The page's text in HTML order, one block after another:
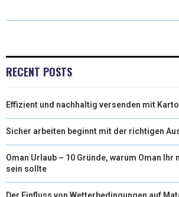
W
E
R
)
E
K
T
S
T
RECENT POSTS
Effizient und nachhaltig versenden mit
Sicher arbeiten beginnt mit der richtigen
Oman Urlaub – 10 Gründe, warum Oman Ihr
sein sollte
Der Einfluss von Wetterbedingungen auf